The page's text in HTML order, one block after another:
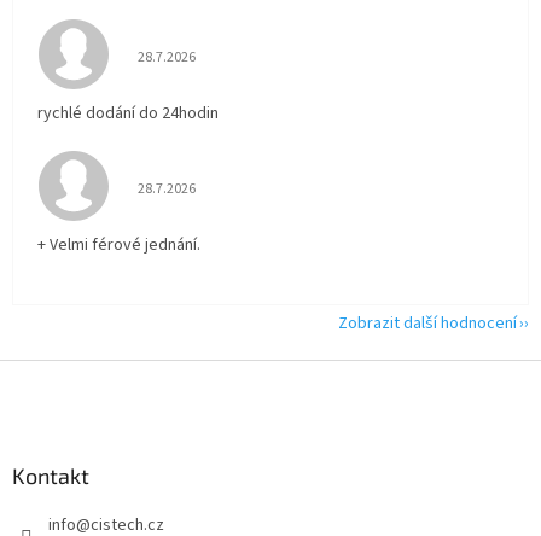
Hodnocení obchodu je 5 z 5 hvězdiček.
28.7.2026
rychlé dodání do 24hodin
Hodnocení obchodu je 5 z 5 hvězdiček.
28.7.2026
+ Velmi férové jednání.
Zobrazit další hodnocení
Kontakt
info@cistech.cz